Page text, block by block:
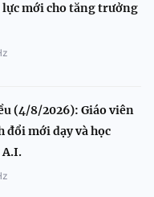
mới cho tăng trưởng
(4/8/2026): Giáo viên
đổi mới dạy và học